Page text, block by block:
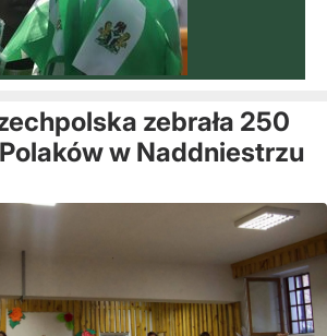
zebrała 250
w Naddniestrzu